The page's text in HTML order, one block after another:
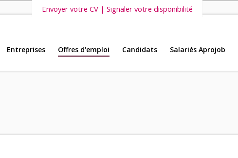
Nous vous invitons également à découvrir
Envoyer votre CV | Signaler votre disponibilité
Entreprises Offres d'emploi Candidats Salariés Aprojob